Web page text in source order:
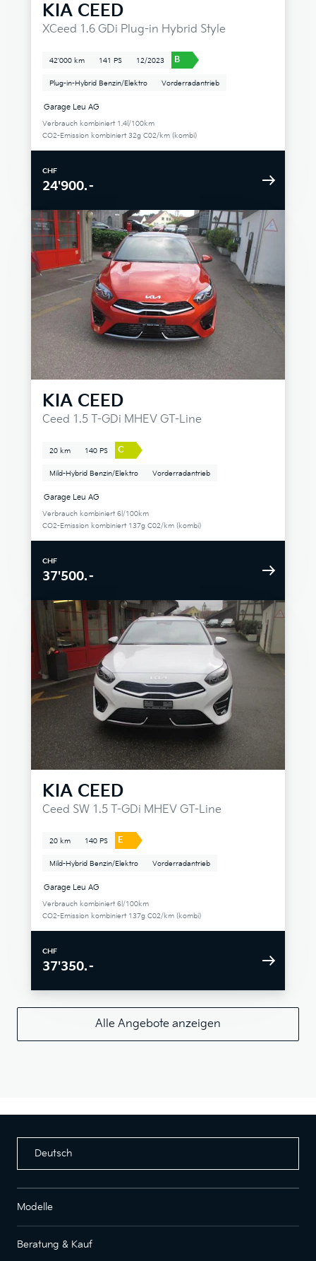
KIA CEED
XCeed 1.6 GDi Plug-in Hybrid Style
42'000 km 141 PS 12/2023 B
Plug-in-Hybrid Benzin/Elektro Vorderradantrieb
Garage Leu AG
Verbrauch kombiniert 1.4l/100km
CO2-Emission kombiniert 32g C02/km (kombi)
CHF
24'900.–
KIA CEED
Ceed 1.5 T-GDi MHEV GT-Line
20 km 140 PS C
Mild-Hybrid Benzin/Elektro Vorderradantrieb
Garage Leu AG
Verbrauch kombiniert 6l/100km
CO2-Emission kombiniert 137g C02/km (kombi)
CHF
37'500.–
KIA CEED
Ceed SW 1.5 T-GDi MHEV GT-Line
20 km 140 PS E
Mild-Hybrid Benzin/Elektro Vorderradantrieb
Garage Leu AG
Verbrauch kombiniert 6l/100km
CO2-Emission kombiniert 137g C02/km (kombi)
CHF
37'350.–
Alle Angebote anzeigen
Deutsch
Modelle
Beratung & Kauf